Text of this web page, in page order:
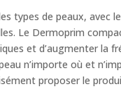
types de peaux, avec le
Le Dermoprim
et d’augmenter la
n’importe où et
proposer le